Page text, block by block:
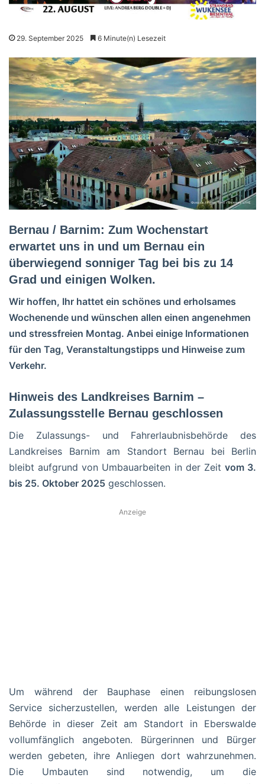
29. September 2025 6 Minute(n) Lesezeit
Bernau / Barnim: Zum Wochenstart
erwartet uns in und um Bernau ein
überwiegend sonniger Tag bei bis zu 14
Grad und einigen Wolken.
Wir hoffen, Ihr hattet ein schönes und erholsames
Wochenende und wünschen allen einen angenehmen
und stressfreien Montag. Anbei einige Informationen
für den Tag, Veranstaltungstipps und Hinweise zum
Verkehr.
Hinweis des Landkreises Barnim –
Zulassungsstelle Bernau geschlossen
Die Zulassungs- und Fahrerlaubnisbehörde des
Landkreises Barnim am Standort Bernau bei Berlin
bleibt aufgrund von Umbauarbeiten in der Zeit vom 3.
bis 25. Oktober 2025 geschlossen.
Anzeige
Um während der Bauphase einen reibungslosen
Service sicherzustellen, werden alle Leistungen der
Behörde in dieser Zeit am Standort in Eberswalde
vollumfänglich angeboten. Bürgerinnen und Bürger
werden gebeten, ihre Anliegen dort wahrzunehmen.
Die Umbauten sind notwendig, um die